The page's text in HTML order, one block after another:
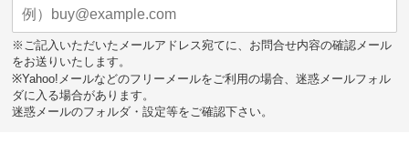
※ご記入いただいたメールアドレス宛てに、お問合せ内容の確認メール
をお送りいたします。
※Yahoo!メールなどのフリーメールをご利用の場合、迷惑メールフォル
ダに入る場合があります。
迷惑メールのフォルダ・設定等をご確認下さい。